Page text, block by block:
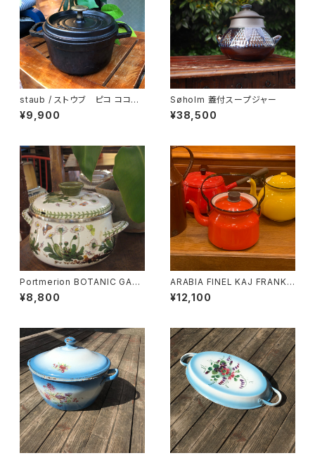
staub / ストウブ ピコ ココット
ラウンド
¥9,900
Søholm 蓋付スープジャー
¥38,500
Portmerion BOTANIC GAR
DEN ホーロー鍋
¥8,800
ARABIA FINEL KAJ FRANK
ホーローケトル
¥12,100